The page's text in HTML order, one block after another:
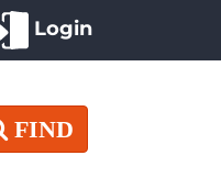
Login
FIND